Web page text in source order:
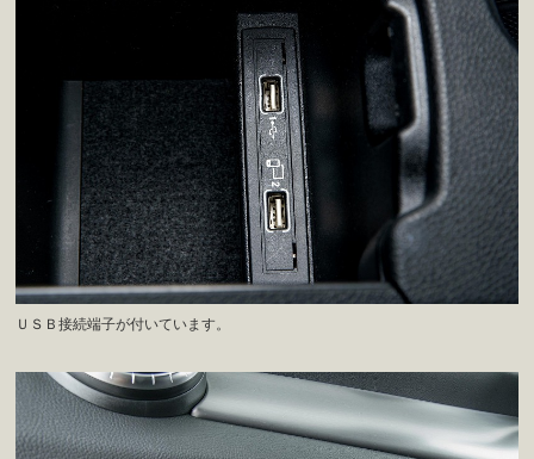
ＵＳＢ接続端子が付いています。